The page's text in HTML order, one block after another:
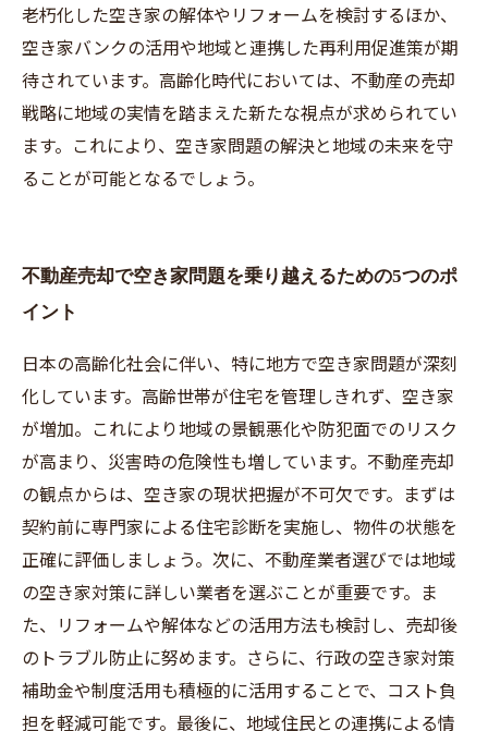
老朽化した空き家の解体やリフォームを検討するほか、
空き家バンクの活用や地域と連携した再利用促進策が期
待されています。高齢化時代においては、不動産の売却
戦略に地域の実情を踏まえた新たな視点が求められてい
ます。これにより、空き家問題の解決と地域の未来を守
ることが可能となるでしょう。
不動産売却で空き家問題を乗り越えるための5つのポ
イント
日本の高齢化社会に伴い、特に地方で空き家問題が深刻
化しています。高齢世帯が住宅を管理しきれず、空き家
が増加。これにより地域の景観悪化や防犯面でのリスク
が高まり、災害時の危険性も増しています。不動産売却
の観点からは、空き家の現状把握が不可欠です。まずは
契約前に専門家による住宅診断を実施し、物件の状態を
正確に評価しましょう。次に、不動産業者選びでは地域
の空き家対策に詳しい業者を選ぶことが重要です。ま
た、リフォームや解体などの活用方法も検討し、売却後
のトラブル防止に努めます。さらに、行政の空き家対策
補助金や制度活用も積極的に活用することで、コスト負
担を軽減可能です。最後に、地域住民との連携による情